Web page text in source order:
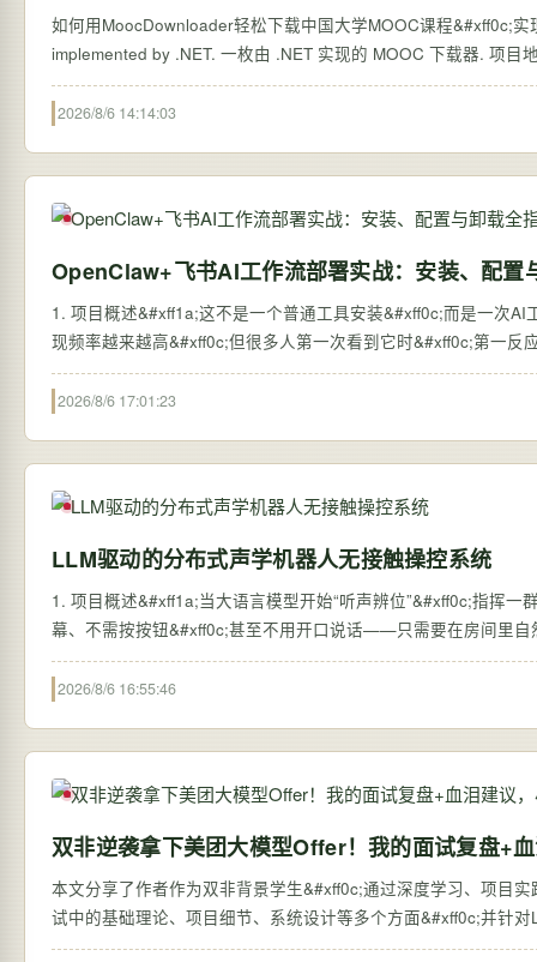
如何用MoocDownloader轻松下载中国大学MOOC课程&#xff0c;
2026/8/6 14:14:03
OpenClaw+飞书AI工作流部署实战：安装、配置
1. 项目概述&#xff1a;这不是一个普通工具安装&#xff0c;而是一次
现频率越来越高&#xff0c;但很多人第一次看到它时&#xff0c;第一
2026/8/6 17:01:23
LLM驱动的分布式声学机器人无接触操控系统
1. 项目概述&#xff1a;当大语言模型开始“听声辨位”&#xff0c;指挥
幕、不需按按钮&#xff0c;甚至不用开口说话——只需要在房间里
2026/8/6 16:55:46
双非逆袭拿下美团大模型Offer！我的面试复盘+
本文分享了作者作为双非背景学生&#xff0c;通过深度学习、项目
试中的基础理论、项目细节、系统设计等多个方面&#xff0c;并针